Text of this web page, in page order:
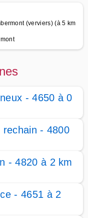
(verviers) (à 5 km
- 4650 à 0
- 4800
- 4820 à 2 km
- 4651 à 2